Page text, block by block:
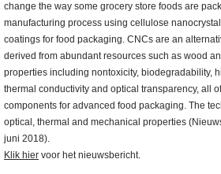
change the way some grocery store foods are
manufacturing process using cellulose
coatings for food packaging. CNCs are an
derived from abundant resources such as wood
properties including nontoxicity, biodegradability,
thermal conductivity and optical transparency, all
components for advanced food packaging. The
optical, thermal and mechanical properties
juni 2018).
Klik hier voor het nieuwsbericht.